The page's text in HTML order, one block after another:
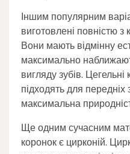
Іншим популярним
виготовлені повністю
Вони мають відмінну
максимально
вигляду зубів.
підходять для
максимальна
Ще одним сучасним
коронок є цирконій.